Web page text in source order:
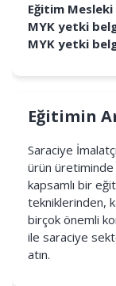
Eğitim Mesleki
MYK yetki
MYK yetki
Eğitimin
Saraciye
ürün
kapsamlı bir
tekniklerinden,
birçok önemli
ile saraciye
atın.